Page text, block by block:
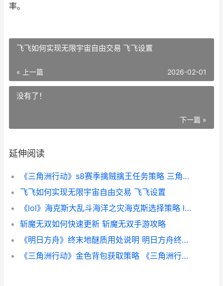
率。
飞飞如何实现无限宇宙自由交易 飞飞设置
« 上一篇 2026-02-01
没有了！
下一篇 »
延伸阅读
《三角洲行动》s8赛季擒贼擒王任务策略 三角洲行动官网入口
飞飞如何实现无限宇宙自由交易 飞飞设置
《lol》海克斯大乱斗海洋之灾海克斯选择策略 lol海克斯大乱斗什么时候更新
斩魔无双如何快速更新 斩魔无双手游攻略
《明日方舟》终末地醚质用处说明 明日方舟终末地下载
《三角洲行动》金色背包获取策略 《三角洲行动》官方网站入口